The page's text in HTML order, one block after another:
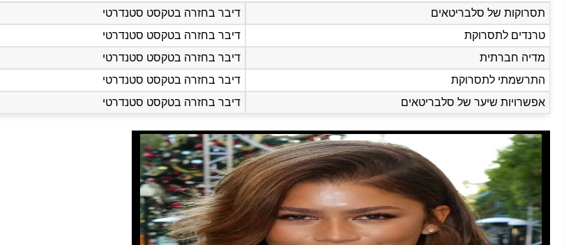
תסרוקות של סלבריטאים
דיבר בחזרה בטקסט סטנדרטי
טרנדים לתסרוקת
דיבר בחזרה בטקסט סטנדרטי
מדיה חברתית
דיבר בחזרה בטקסט סטנדרטי
התרשמתי לתסרוקת
דיבר בחזרה בטקסט סטנדרטי
אפשרויות שיער של סלבריטאים
דיבר בחזרה בטקסט סטנדרטי